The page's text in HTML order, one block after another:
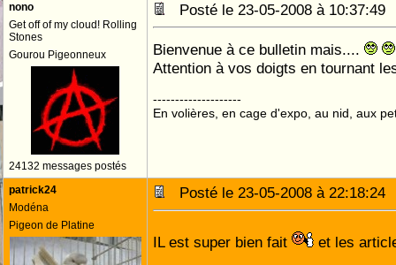
nono
Get off of my cloud! Rolling
Stones
Gourou Pigeonneux
24132 messages postés
Posté le 23-05-2008 à
Bienvenue à ce bulletin mais....
Attention à vos doigts en tournant
--------------------
En volières, en cage d'expo, au nid, aux
patrick24
Modéna
Pigeon de Platine
Posté le 23-05-2008 à
IL est super bien fait et les